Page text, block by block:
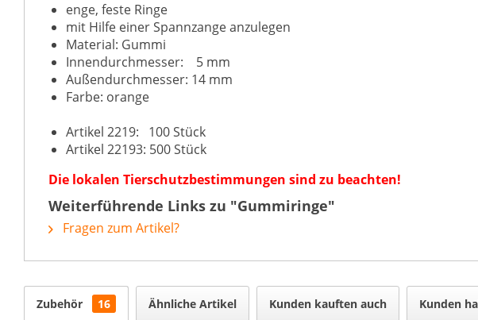
enge, feste Ringe
mit Hilfe einer Spannzange anzulegen
Material: Gummi
Innendurchmesser: 5 mm
Außendurchmesser: 14 mm
Farbe: orange
Artikel 2219: 100 Stück
Artikel 22193: 500 Stück
Die lokalen Tierschutzbestimmungen sind zu beachten!
Weiterführende Links zu "Gummiringe"
Fragen zum Artikel?
Zubehör 16 Ähnliche Artikel Kunden kauften auch Kunden